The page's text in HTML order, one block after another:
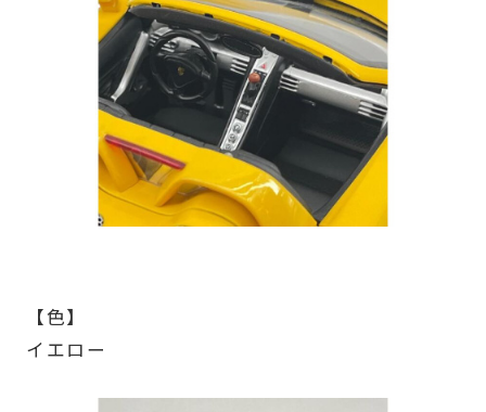
【色】
イエロー